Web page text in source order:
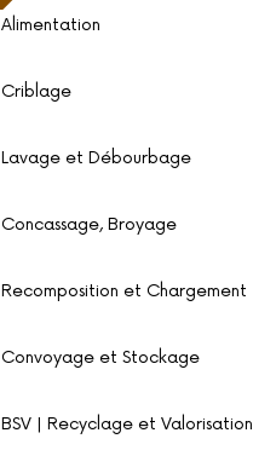
Alimentation
Criblage
Lavage et Débourbage
Concassage, Broyage
Recomposition et Chargement
Convoyage et Stockage
BSV | Recyclage et Valorisation